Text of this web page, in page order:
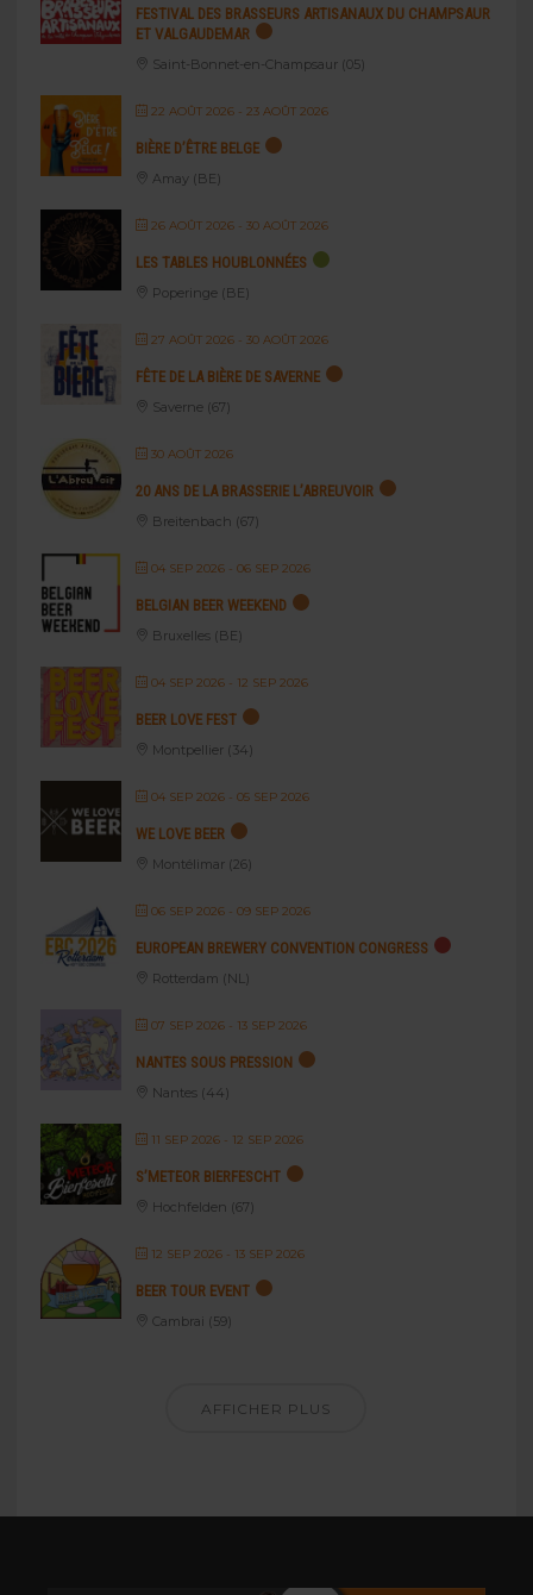
FESTIVAL DES BRASSEURS ARTISANAUX DU CHAMPSAUR
ET VALGAUDEMAR
Saint-Bonnet-en-Champsaur (05)
22 AOÛT 2026- 23 AOÛT 2026
BIÈRE D’ÊTRE BELGE
Amay (BE)
26 AOÛT 2026- 30 AOÛT 2026
LES TABLES HOUBLONNÉES
Poperinge (BE)
27 AOÛT 2026- 30 AOÛT 2026
FÊTE DE LA BIÈRE DE SAVERNE
Saverne (67)
30 AOÛT 2026
20 ANS DE LA BRASSERIE L’ABREUVOIR
Breitenbach (67)
04 SEP 2026- 06 SEP 2026
BELGIAN BEER WEEKEND
Bruxelles (BE)
04 SEP 2026- 12 SEP 2026
BEER LOVE FEST
Montpellier (34)
04 SEP 2026- 05 SEP 2026
WE LOVE BEER
Montélimar (26)
06 SEP 2026- 09 SEP 2026
EUROPEAN BREWERY CONVENTION CONGRESS
Rotterdam (NL)
07 SEP 2026- 13 SEP 2026
NANTES SOUS PRESSION
Nantes (44)
11 SEP 2026- 12 SEP 2026
S’METEOR BIERFESCHT
Hochfelden (67)
12 SEP 2026- 13 SEP 2026
BEER TOUR EVENT
Cambrai (59)
AFFICHER PLUS